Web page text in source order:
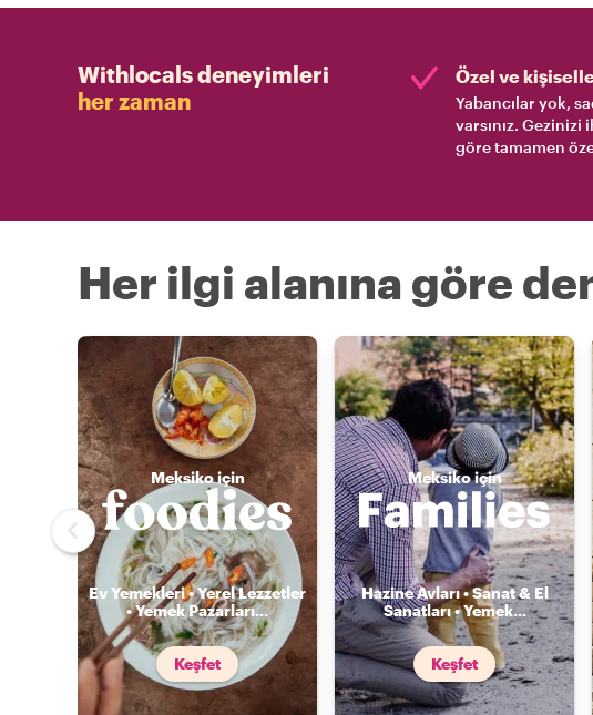
Withlocals deneyimleri
her zaman
Özel ve
Yabancılar yok,
varsınız. Gezinizi
göre tamamen
Her ilgi alanına göre
Meksiko için
Ev Yemekleri • Yerel Lezzetler
• Yemek Pazarları...
Keşfet
Meksiko için
Hazine Avları • Sanat & El
Sanatları • Yemek...
Keşfet